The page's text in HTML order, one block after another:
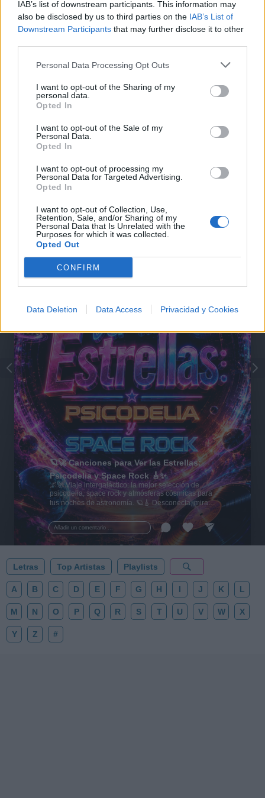
IAB’s list of downstream participants. This information may
also be disclosed by us to third parties on the IAB’s List of
Downstream Participants that may further disclose it to other
Personal Data Processing Opt Outs
I want to opt-out of the Sharing of my
personal data.
Opted In
I want to opt-out of the Sale of my
Personal Data.
Opted In
I want to opt-out of processing my
Personal Data for Targeted Advertising.
Opted In
I want to opt-out of Collection, Use,
Retention, Sale, and/or Sharing of my
Personal Data that Is Unrelated with the
Purposes for which it was collected.
Opted Out
CONFIRM
Data Deletion Data Access Privacidad y Cookies
+ Letras de Rock
Lo Mejor del Rock Novedades Rock
Comentar Letra
Comenta o pregunta lo que desees sobre Javier
Corcobado o 'Diamanda'
Comentarios (1)
@musicapuntocom
Añadir un comentario ...
🪐🚀 Canciones para Ver las Estrellas:
Psicodelia y Space Rock 🎸✨
🌌🚀 Viaje intergaláctico: la mejor selección de
psicodelia, space rock y atmósferas cósmicas para
tus noches de astronomía. 🪐🎸 Desconecta, mira
al firmamento y siente la gravedad cero. 💾 ¡Guarda
esta colección para tu próxima noche estrellada!
✨⭐
Letras Top Artistas Playlists
A B C D E F G H I J K L
M N O P Q R S T U V W X
Y Z #